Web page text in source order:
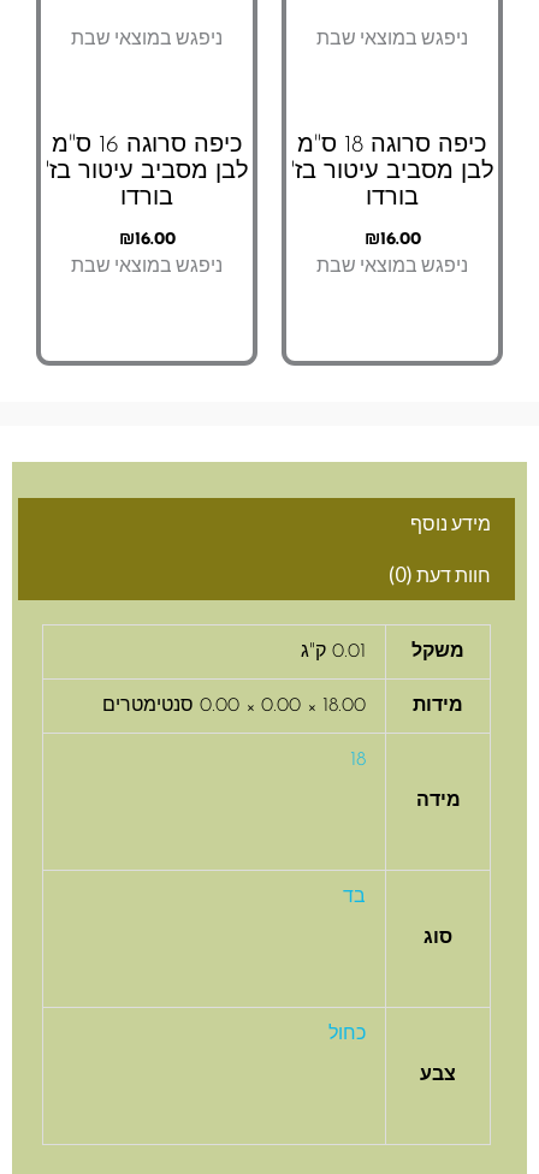
ניפגש במוצאי שבת
כיפה סרוגה 18 ס"מ
לבן מסביב עיטור בז'
בורדו
₪16.00
ניפגש במוצאי שבת
ניפגש במוצאי שבת
כיפה סרוגה 16 ס"מ
לבן מסביב עיטור בז'
בורדו
₪16.00
ניפגש במוצאי שבת
מידע נוסף
חוות דעת (0)
משקל 0.01 ק"ג
מידות 18.00 × 0.00 × 0.00 סנטימטרים
מידה
18
סוג
בד
צבע
כחול